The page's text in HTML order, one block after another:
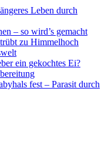
Leben durch
– so wird’s gemacht
zu Himmelhoch
ein gekochtes Ei?
fest – Parasit durch